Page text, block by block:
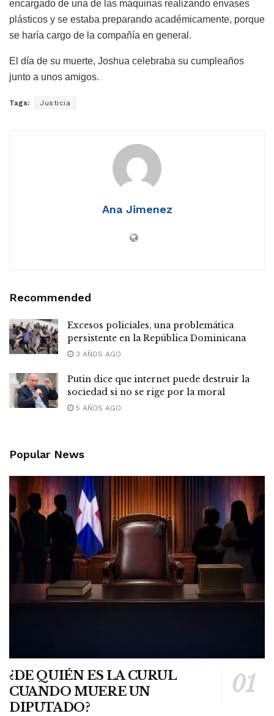
encargado de una de las máquinas realizando envases
plásticos y se estaba preparando académicamente, porque
se haría cargo de la compañía en general.
El día de su muerte, Joshua celebraba su cumpleaños
junto a unos amigos.
Tags: Justicia
Ana Jimenez
Recommended
Excesos policiales, una problemática
persistente en la República Dominicana
3 AÑOS AGO
Putin dice que internet puede destruir la
sociedad si no se rige por la moral
5 AÑOS AGO
Popular News
¿DE QUIÉN ES LA CURUL
CUANDO MUERE UN
DIPUTADO?